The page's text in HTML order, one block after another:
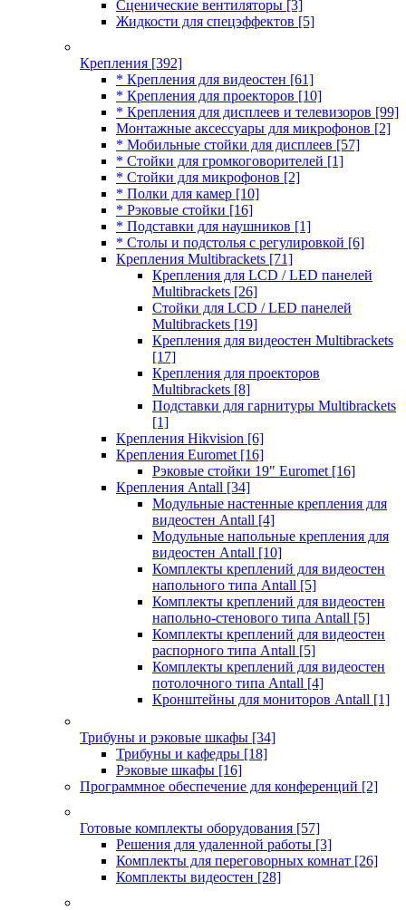
Сценические вентиляторы [3]
Жидкости для спецэффектов [5]
Крепления [392]
* Крепления для видеостен [61]
* Крепления для проекторов [10]
* Крепления для дисплеев и телевизоров [99]
Монтажные аксессуары для микрофонов [2]
* Мобильные стойки для дисплеев [57]
* Стойки для громкоговорителей [1]
* Стойки для микрофонов [2]
* Полки для камер [10]
* Рэковые стойки [16]
* Подставки для наушников [1]
* Столы и подстолья с регулировкой [6]
Крепления Multibrackets [71]
Крепления для LCD / LED панелей
Multibrackets [26]
Стойки для LCD / LED панелей
Multibrackets [19]
Крепления для видеостен Multibrackets
[17]
Крепления для проекторов
Multibrackets [8]
Подставки для гарнитуры Multibrackets
[1]
Крепления Hikvision [6]
Крепления Euromet [16]
Рэковые стойки 19" Euromet [16]
Крепления Antall [34]
Модульные настенные крепления для
видеостен Antall [4]
Модульные напольные крепления для
видеостен Antall [10]
Комплекты креплений для видеостен
напольного типа Antall [5]
Комплекты креплений для видеостен
напольно-стенового типа Antall [5]
Комплекты креплений для видеостен
распорного типа Antall [5]
Комплекты креплений для видеостен
потолочного типа Antall [4]
Кронштейны для мониторов Antall [1]
Трибуны и рэковые шкафы [34]
Трибуны и кафедры [18]
Рэковые шкафы [16]
Программное обеспечение для конференций [2]
Готовые комплекты оборудования [57]
Решения для удаленной работы [3]
Комплекты для переговорных комнат [26]
Комплекты видеостен [28]